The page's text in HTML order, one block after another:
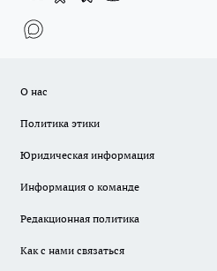
О нас
Политика этики
Юридическая информация
Информация о команде
Редакционная политика
Как с нами связаться